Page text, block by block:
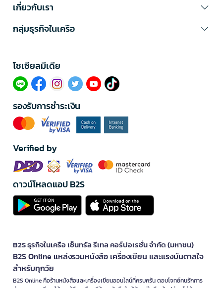
เกี่ยวกับเรา
กลุ่มธุรกิจในเครือ
โซเซียลมีเดีย​
รองรับการชำระเงิน
Verified by
ดาวน์โหลดแอป B2S
B2S ธุรกิจในเครือ เซ็นทรัล รีเทล คอร์ปอเรชั่น จำกัด (มหาชน)
B2S Online แหล่งรวมหนังสือ เครื่องเขียน และแรงบันดาลใจ
สำหรับทุกวัย
B2S Online คือร้านหนังสือและเครื่องเขียนออนไลน์ที่ครบครัน ตอบโจทย์คนรักการ